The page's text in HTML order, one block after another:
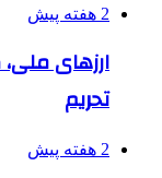
2 هفته پیش
ارزهای
تحریم
2 هفته پیش